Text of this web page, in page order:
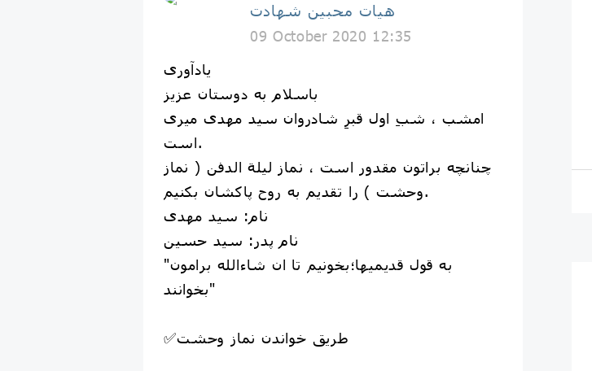
هيات محبین شهادت
09 October 2020 12:35
یادآوری
باسلام به دوستان عزیز
امشب ، شبِ اول قبرِ شادروان سید مهدی میری
است.
چنانچه براتون مقدور است ، نماز لیلة الدفن ( نماز
وحشت ) را تقدیم به روح پاکشان بکنیم.
نام: سید مهدی
نام پدر: سید حسین
"به قول قدیمیها؛بخونیم تا ان شاءالله برامون
بخوانند"
✅طریق خواندن نماز وحشت